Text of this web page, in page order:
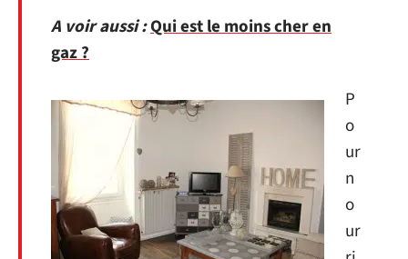
A voir aussi :Qui est le moins cher en
gaz ?
P
o
ur
n
o
ur